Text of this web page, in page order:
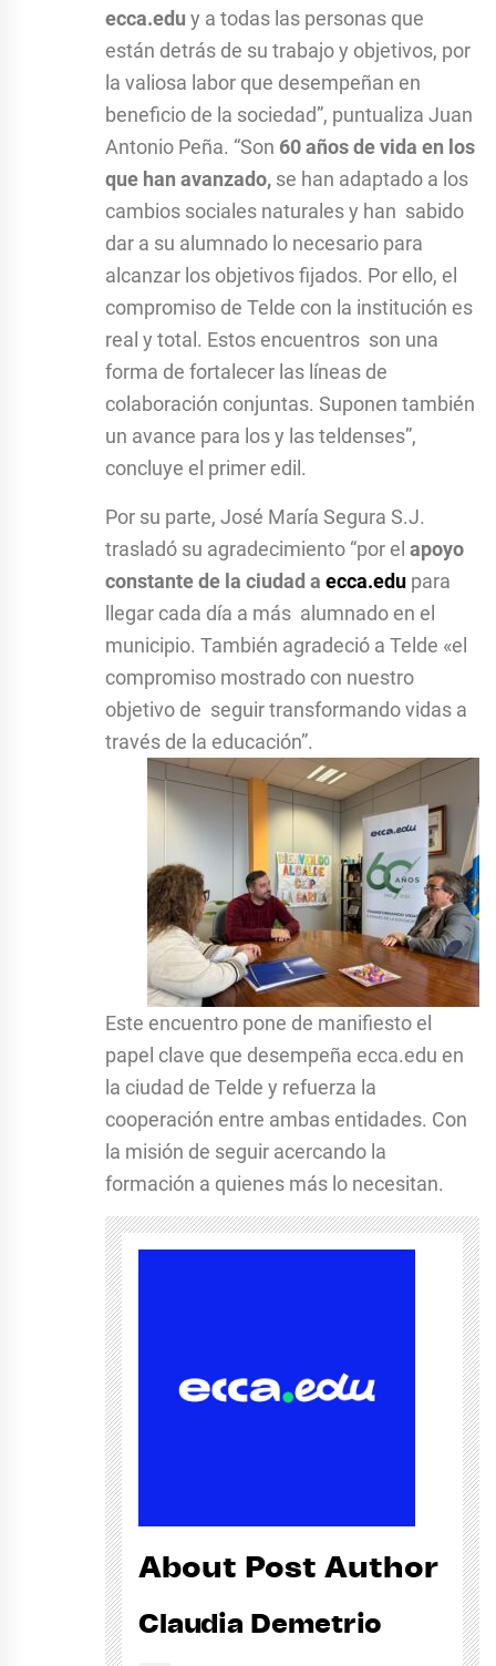
ecca.edu y a todas las personas que
están detrás de su trabajo y objetivos, por
la valiosa labor que desempeñan en
beneficio de la sociedad”, puntualiza Juan
Antonio Peña. “Son 60 años de vida en los
que han avanzado, se han adaptado a los
cambios sociales naturales y han sabido
dar a su alumnado lo necesario para
alcanzar los objetivos fijados. Por ello, el
compromiso de Telde con la institución es
real y total. Estos encuentros son una
forma de fortalecer las líneas de
colaboración conjuntas. Suponen también
un avance para los y las teldenses”,
concluye el primer edil.
Por su parte, José María Segura S.J.
trasladó su agradecimiento “por el apoyo
constante de la ciudad a ecca.edu para
llegar cada día a más alumnado en el
municipio. También agradeció a Telde «el
compromiso mostrado con nuestro
objetivo de seguir transformando vidas a
través de la educación”.
Este encuentro pone de manifiesto el
papel clave que desempeña ecca.edu en
la ciudad de Telde y refuerza la
cooperación entre ambas entidades. Con
la misión de seguir acercando la
formación a quienes más lo necesitan.
About Post Author
Claudia Demetrio